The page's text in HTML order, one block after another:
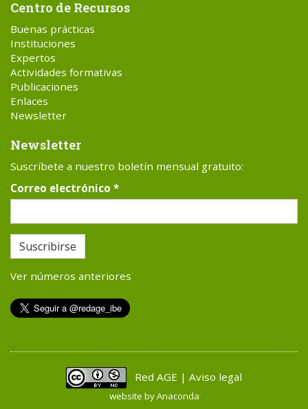
Centro de Recursos
Buenas prácticas
Instituciones
Expertos
Actividades formativas
Publicaciones
Enlaces
Newsletter
Newsletter
Suscríbete a nuestro boletín mensual gratuito:
Correo electrónico *
Suscribirse
Ver números anteriores
Red AGE | Aviso legal
website byAnaconda